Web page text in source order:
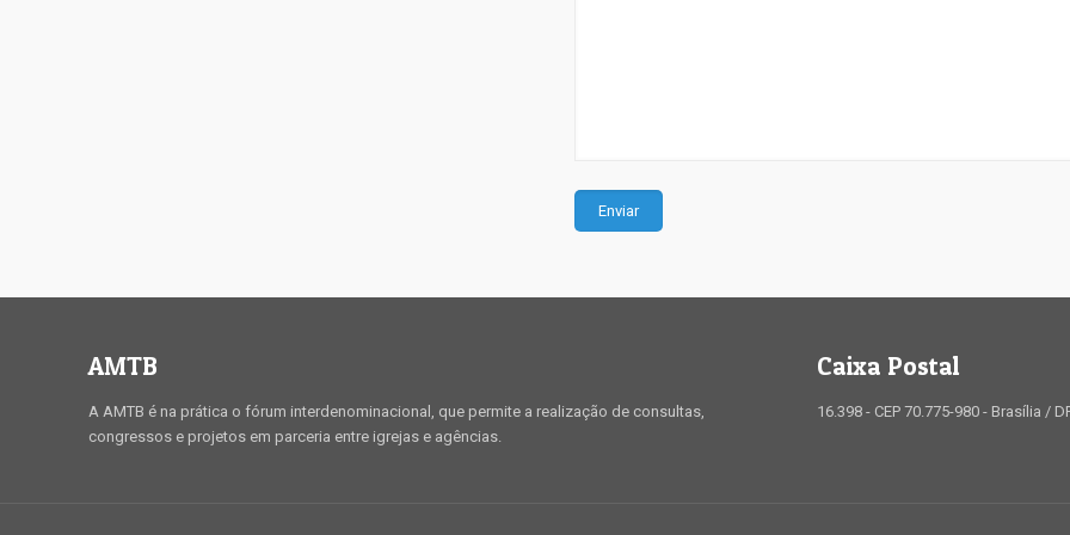
AMTB
A AMTB é na prática o fórum interdenominacional, que permite a realização de consultas,
congressos e projetos em parceria entre igrejas e agências.
Caixa Postal
16.398 - CEP 70.775-980 - Brasília /